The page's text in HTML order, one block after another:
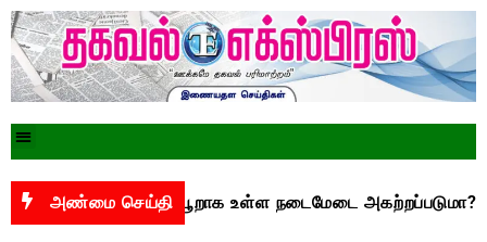
அண்மை செய்தி
இடையூறாக உள்ள நடைமேடை அகற்றப்படுமா?